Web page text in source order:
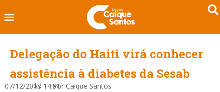
Delegação do Haiti virá conhecer
assistência à diabetes da Sesab
07/12/2017
às 14:51
Por Caique Santos